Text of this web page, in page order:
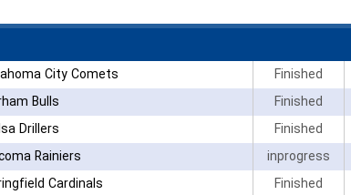
City Comets Finished
Bulls Finished
Drillers Finished
Rainiers inprogress
Cardinals Finished